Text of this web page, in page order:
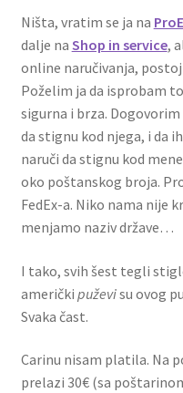
Ništa, vratim se ja na
dalje na Shop in service,
online naručivanja,
Poželim ja da isprobam
sigurna i brza.
da stignu kod njega, i da
naruči da stignu kod
oko poštanskog broja.
FedEx-a. Niko nama nije
menjamo naziv države…
I tako, svih šest tegli
američki puževisu ovog
Svaka čast.
Carinu nisam platila. Na
prelazi 30€ (sa